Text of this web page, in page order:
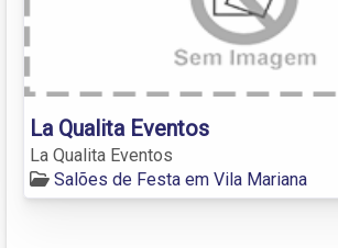
La Qualita Eventos
La Qualita Eventos
Salões de Festa em Vila Mariana